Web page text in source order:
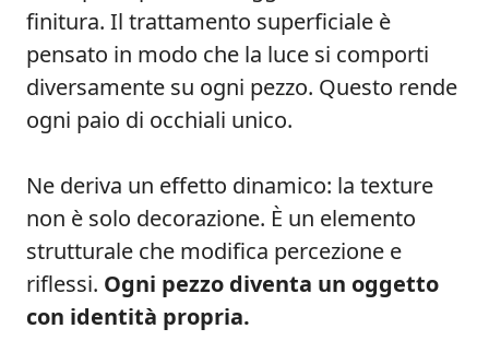
finitura. Il trattamento superficiale è
pensato in modo che la luce si comporti
diversamente su ogni pezzo. Questo rende
ogni paio di occhiali unico.
Ne deriva un effetto dinamico: la texture
non è solo decorazione. È un elemento
strutturale che modifica percezione e
riflessi. Ogni pezzo diventa un oggetto
con identità propria.